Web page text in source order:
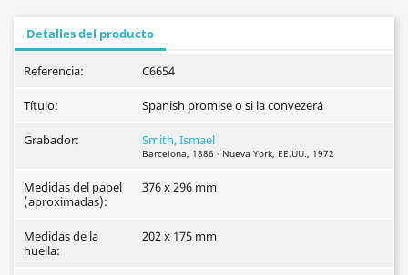
Detalles del producto
Referencia: C6654
Título: Spanish promise o si la convezerá
Grabador: Smith, Ismael
Barcelona, 1886 - Nueva York, EE.UU., 1972
Medidas del papel
(aproximadas):
376 x 296 mm
Medidas de la
huella:
202 x 175 mm